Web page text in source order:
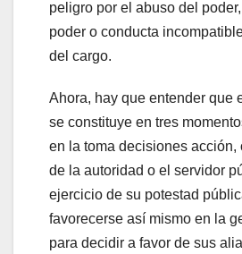
peligro por el abuso del
poder o conducta
del cargo.
Ahora, hay que entender que
se constituye en tres
en la toma decisiones acción,
de la autoridad o el servidor
ejercicio de su potestad
favorecerse así mismo en la
para decidir a favor de sus